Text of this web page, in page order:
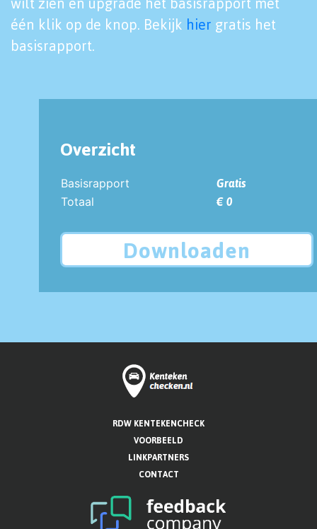
één klik op de knop. Bekijk hier gratis het
basisrapport.
Overzicht
Basisrapport
Gratis
Totaal
€ 0
Downloaden
RDW KENTEKENCHECK
VOORBEELD
LINKPARTNERS
CONTACT